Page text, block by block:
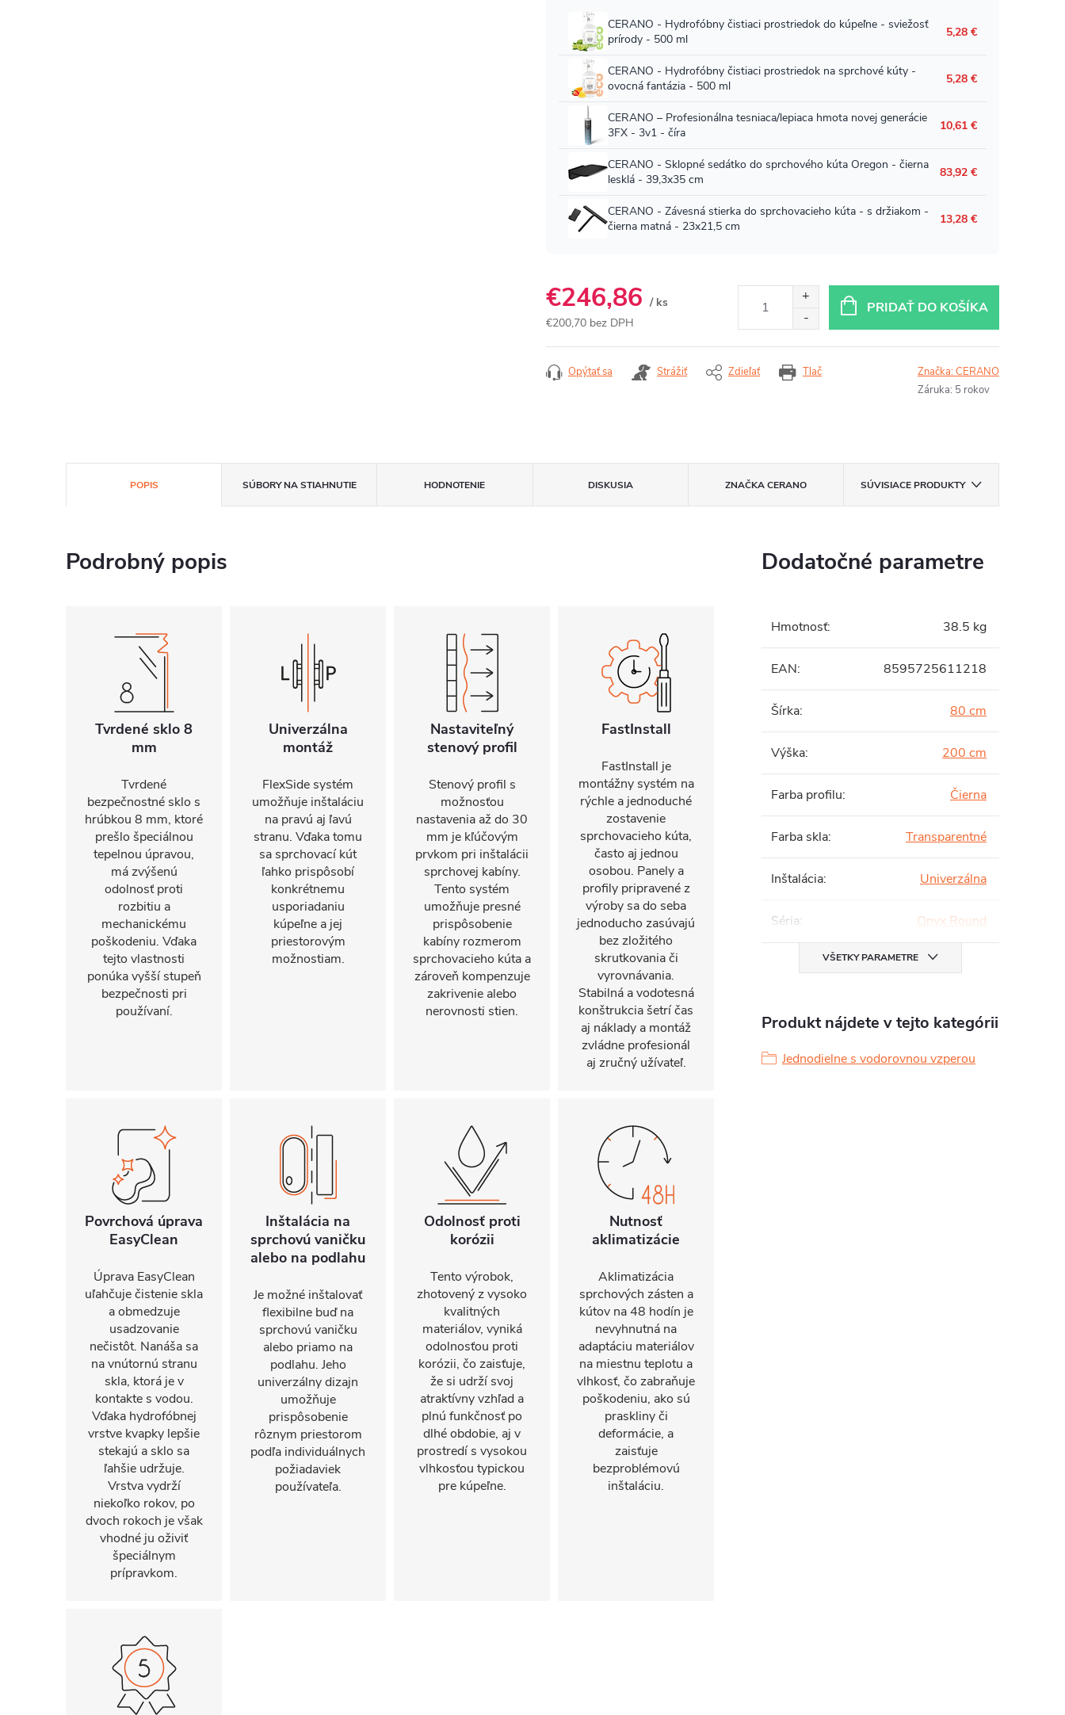
€246,86 / ks
€200,70 bez DPH
PRIDAŤ DO KOŠÍKA
Tlač
Opýtať sa Strážiť Zdieľať Značka:CERANO
Záruka: 5 rokov
POPIS SÚBORY NA STIAHNUTIE HODNOTENIE DISKUSIA ZNAČKACERANO SÚVISIACE PRODUKTY
Podrobný popis
Tvrdené sklo 8
mm
Tvrdené
bezpečnostné sklo s
hrúbkou 8 mm, ktoré
prešlo špeciálnou
tepelnou úpravou,
má zvýšenú
odolnosť proti
rozbitiu a
mechanickému
poškodeniu. Vďaka
tejto vlastnosti
ponúka vyšší stupeň
bezpečnosti pri
používaní.
Univerzálna
montáž
FlexSide systém
umožňuje inštaláciu
na pravú aj ľavú
stranu. Vďaka tomu
sa sprchovací kút
ľahko prispôsobí
konkrétnemu
usporiadaniu
kúpeľne a jej
priestorovým
možnostiam.
Nastaviteľný
stenový profil
Stenový profil s
možnosťou
nastavenia až do 30
mm je kľúčovým
prvkom pri inštalácii
sprchovej kabíny.
Tento systém
umožňuje presné
prispôsobenie
kabíny rozmerom
sprchovacieho kúta a
zároveň kompenzuje
zakrivenie alebo
nerovnosti stien.
FastInstall
FastInstall je
montážny systém na
rýchle a jednoduché
zostavenie
sprchovacieho kúta,
často aj jednou
osobou. Panely a
profily pripravené z
výroby sa do seba
jednoducho zasúvajú
bez zložitého
skrutkovania či
vyrovnávania.
Stabilná a vodotesná
konštrukcia šetrí čas
aj náklady a montáž
zvládne profesionál
aj zručný užívateľ.
Povrchová úprava
EasyClean
Úprava EasyClean
uľahčuje čistenie skla
a obmedzuje
usadzovanie
nečistôt. Nanáša sa
na vnútornú stranu
skla, ktorá je v
kontakte s vodou.
Vďaka hydrofóbnej
vrstve kvapky lepšie
stekajú a sklo sa
ľahšie udržuje.
Vrstva vydrží
niekoľko rokov, po
dvoch rokoch je však
vhodné ju oživiť
špeciálnym
prípravkom.
Inštalácia na
sprchovú vaničku
alebo na podlahu
Je možné inštalovať
flexibilne buď na
sprchovú vaničku
alebo priamo na
podlahu. Jeho
univerzálny dizajn
umožňuje
prispôsobenie
rôznym priestorom
podľa individuálnych
požiadaviek
používateľa.
Odolnosť proti
korózii
Tento výrobok,
zhotovený z vysoko
kvalitných
materiálov, vyniká
odolnosťou proti
korózii, čo zaisťuje,
že si udrží svoj
atraktívny vzhľad a
plnú funkčnosť po
dlhé obdobie, aj v
prostredí s vysokou
vlhkosťou typickou
pre kúpeľne.
Nutnosť
aklimatizácie
Aklimatizácia
sprchových zásten a
kútov na 48 hodín je
nevyhnutná na
adaptáciu materiálov
na miestnu teplotu a
vlhkosť, čo zabraňuje
poškodeniu, ako sú
praskliny či
deformácie, a
zaisťuje
bezproblémovú
inštaláciu.
Dodatočné parametre
Hmotnosť: 38.5 kg
EAN: 8595725611218
Šírka: 80 cm
Výška: 200 cm
Farba profilu: Čierna
Farba skla: Transparentné
Inštalácia: Univerzálna
Séria: Onyx Round
VŠETKY PARAMETRE
Produkt nájdete v tejto kategórii
Jednodielne s vodorovnou vzperou